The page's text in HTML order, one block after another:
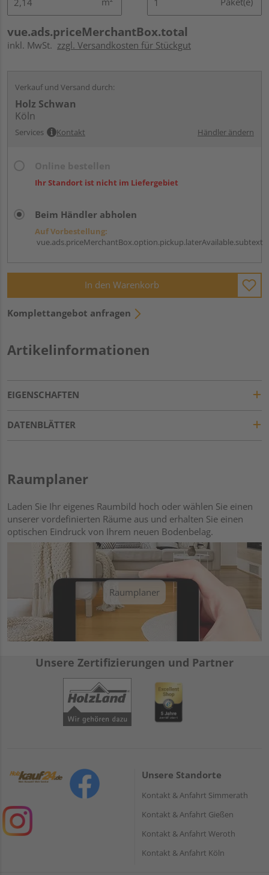
vue.ads.priceMerchantBox.total
inkl. MwSt. zzgl. Versandkosten für Stückgut
Verkauf und Versand durch:
Holz Schwan
Köln
Services Kontakt Händler ändern
Ihr Standort ist nicht im Liefergebiet
Beim Händler abholen
Auf Vorbestellung:
vue.ads.priceMerchantBox.option.pickup.laterAvailable.subtext
In den Warenkorb
Komplettangebot anfragen
Artikelinformationen
EIGENSCHAFTEN
DATENBLÄTTER
Raumplaner
Laden Sie Ihr eigenes Raumbild hoch oder wählen Sie einen
unserer vordefinierten Räume aus und erhalten Sie einen
optischen Eindruck von Ihrem neuen Bodenbelag.
Raumplaner
Unsere Zertifizierungen und Partner
Unsere Standorte
Kontakt & Anfahrt Simmerath
Kontakt & Anfahrt Gießen
Kontakt & Anfahrt Weroth
Kontakt & Anfahrt Köln